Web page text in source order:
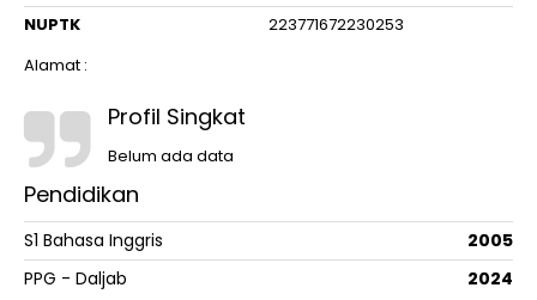
NUPTK
223771672230253
Alamat :
Profil Singkat
Belum ada data
Pendidikan
S1 Bahasa Inggris
2005
PPG - Daljab
2024